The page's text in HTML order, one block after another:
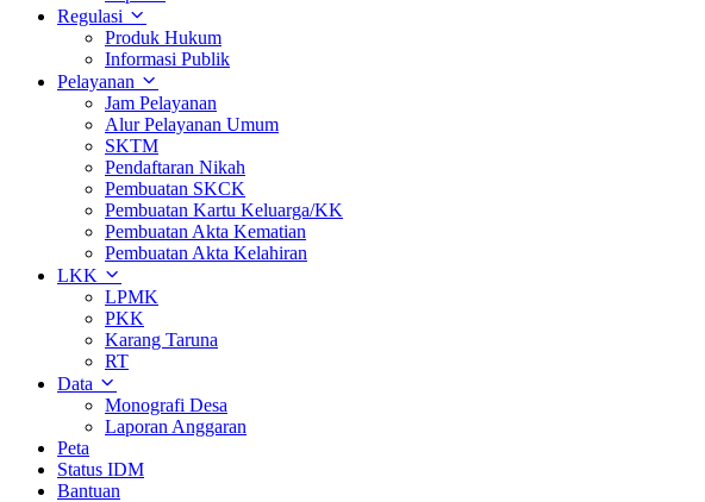
Regulasi
Produk Hukum
Informasi Publik
Pelayanan
Jam Pelayanan
Alur Pelayanan Umum
SKTM
Pendaftaran Nikah
Pembuatan SKCK
Pembuatan Kartu Keluarga/KK
Pembuatan Akta Kematian
Pembuatan Akta Kelahiran
LKK
LPMK
PKK
Karang Taruna
RT
Data
Monografi Desa
Laporan Anggaran
Peta
Status IDM
Bantuan